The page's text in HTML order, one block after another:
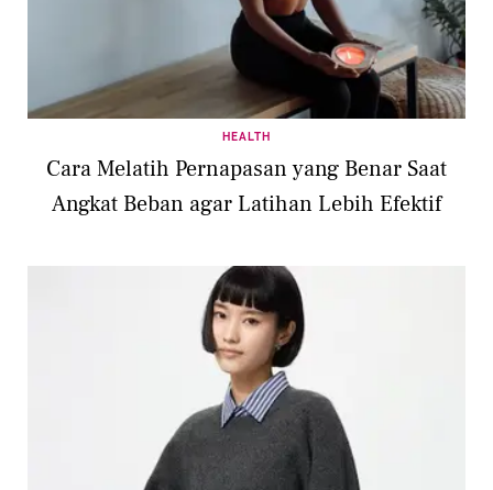
HEALTH
Cara Melatih Pernapasan yang Benar Saat
Angkat Beban agar Latihan Lebih Efektif